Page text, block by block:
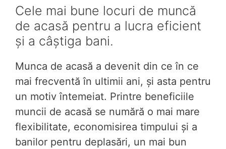
Cele mai bune locuri de muncă
de acasă pentru a lucra eficient
și a câștiga bani.
Munca de acasă a devenit din ce în ce
mai frecventă în ultimii ani, și asta pentru
un motiv întemeiat. Printre beneficiile
muncii de acasă se numără o mai mare
flexibilitate, economisirea timpului și a
banilor pentru deplasări, un mai bun